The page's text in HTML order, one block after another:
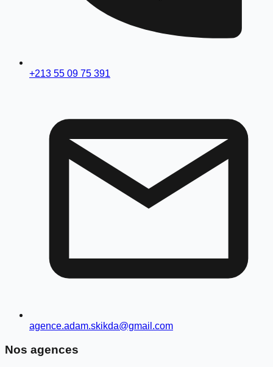
+213 55 09 75 391
agence.adam.skikda@gmail.com
Nos agences